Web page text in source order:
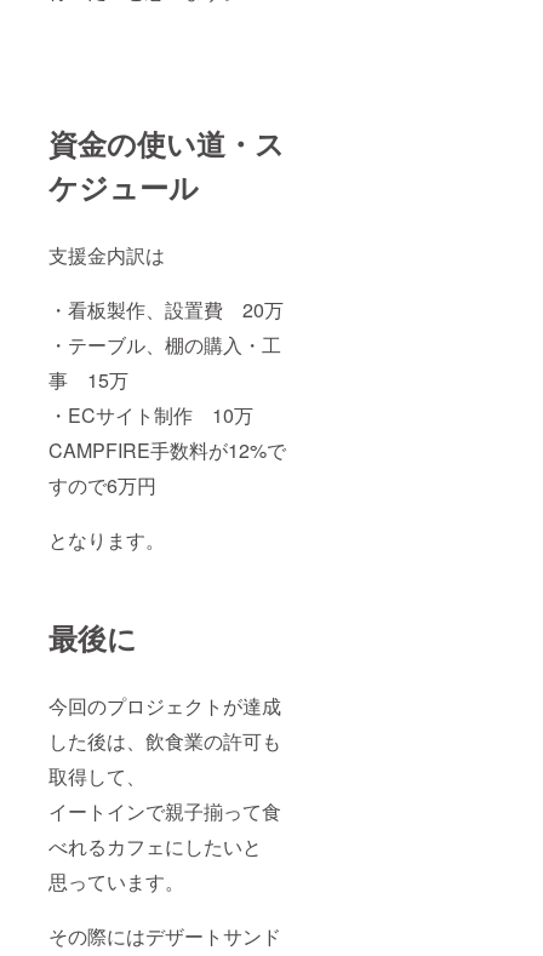
資金の使い道・ス
ケジュール
支援金内訳は
・看板製作、設置費 20万
・テーブル、棚の購入・工
事 15万
・ECサイト制作 10万
CAMPFIRE手数料が12%で
すので6万円
となります。
最後に
今回のプロジェクトが達成
した後は、飲食業の許可も
取得して、
イートインで親子揃って食
べれるカフェにしたいと
思っています。
その際にはデザートサンド